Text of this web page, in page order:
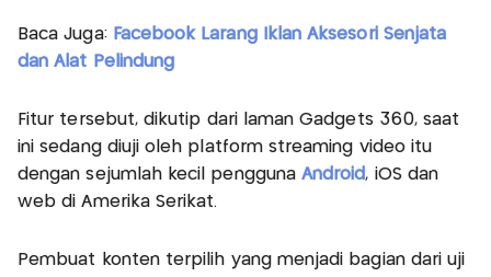
Baca Juga:
Facebook Larang Iklan Aksesori Senjata
dan Alat Pelindung
Fitur tersebut, dikutip dari laman Gadgets 360, saat
ini sedang diuji oleh platform streaming video itu
dengan sejumlah kecil pengguna Android , iOS dan
web di Amerika Serikat.
Pembuat konten terpilih yang menjadi bagian dari uji